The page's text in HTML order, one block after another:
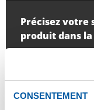
CONSENTEMENT
Précisez votre
produit dans
Quantité: